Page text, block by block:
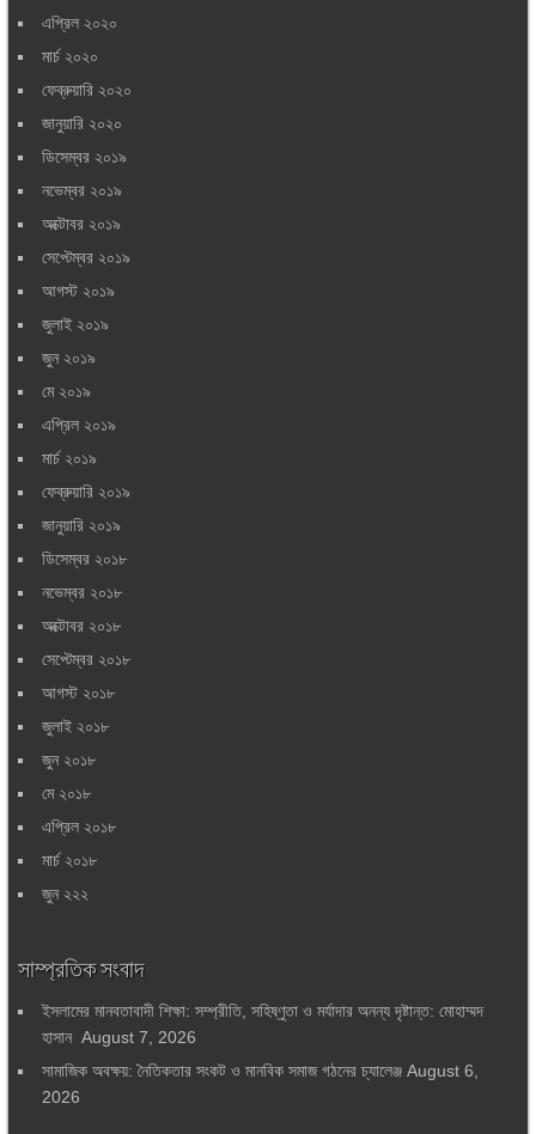
এপ্রিল ২০২০
মার্চ ২০২০
ফেব্রুয়ারি ২০২০
জানুয়ারি ২০২০
ডিসেম্বর ২০১৯
নভেম্বর ২০১৯
অক্টোবর ২০১৯
সেপ্টেম্বর ২০১৯
আগস্ট ২০১৯
জুলাই ২০১৯
জুন ২০১৯
মে ২০১৯
এপ্রিল ২০১৯
মার্চ ২০১৯
ফেব্রুয়ারি ২০১৯
জানুয়ারি ২০১৯
ডিসেম্বর ২০১৮
নভেম্বর ২০১৮
অক্টোবর ২০১৮
সেপ্টেম্বর ২০১৮
আগস্ট ২০১৮
জুলাই ২০১৮
জুন ২০১৮
মে ২০১৮
এপ্রিল ২০১৮
মার্চ ২০১৮
জুন ২২২
সাম্প্রতিক সংবাদ
ইসলামের মানবতাবাদী শিক্ষা: সম্প্রীতি, সহিষ্ণুতা ও মর্যাদার অনন্য দৃষ্টান্ত: মোহাম্মদ
হাসান August 7, 2026
সামাজিক অবক্ষয়: নৈতিকতার সংকট ও মানবিক সমাজ গঠনের চ্যালেঞ্জ August 6,
2026